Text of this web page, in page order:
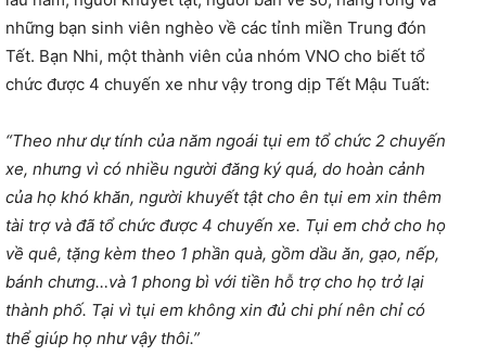
những bạn sinh viên nghèo về các tỉnh miền Trung đón
Tết. Bạn Nhi, một thành viên của nhóm VNO cho biết tổ
chức được 4 chuyến xe như vậy trong dịp Tết Mậu Tuất:
“Theo như dự tính của năm ngoái tụi em tổ chức 2 chuyến
xe, nhưng vì có nhiều người đăng ký quá, do hoàn cảnh
của họ khó khăn, người khuyết tật cho ên tụi em xin thêm
tài trợ và đã tổ chức được 4 chuyến xe. Tụi em chở cho họ
về quê, tặng kèm theo 1 phần quà, gồm dầu ăn, gạo, nếp,
bánh chưng…và 1 phong bì với tiền hỗ trợ cho họ trở lại
thành phố. Tại vì tụi em không xin đủ chi phí nên chỉ có
thể giúp họ như vậy thôi.”